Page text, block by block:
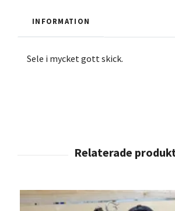
INFORMATION
Sele i mycket gott skick.